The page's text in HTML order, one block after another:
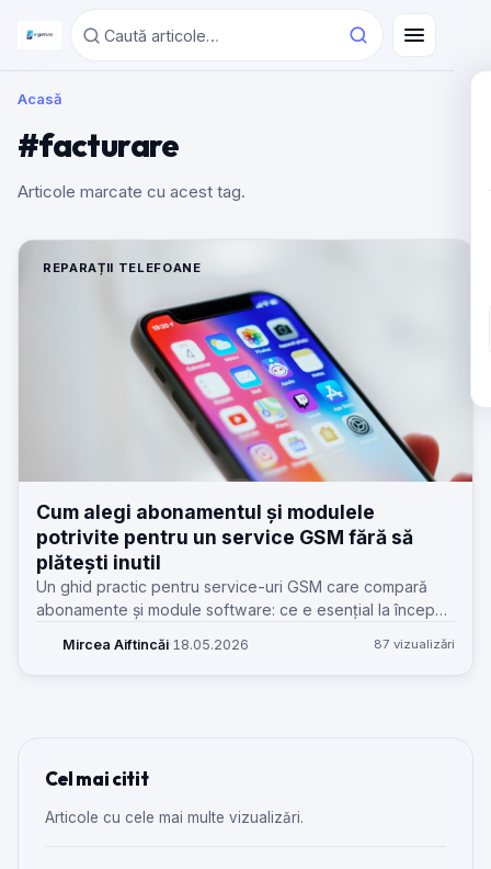
Acasă
#facturare
Articole marcate cu acest tag.
REPARAȚII TELEFOANE
Cum alegi abonamentul și modulele
potrivite pentru un service GSM fără să
plătești inutil
Un ghid practic pentru service-uri GSM care compară
abonamente și module software: ce e esențial la început,
alegi doar după preț.
Mircea Aiftincăi· 18.05.2026 87 vizualizări
Cel mai citit
Articole cu cele mai multe vizualizări.